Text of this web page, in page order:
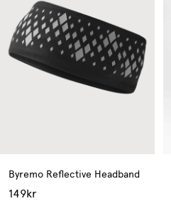
Byremo Reflective Headband
149kr